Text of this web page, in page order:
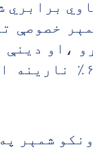
برابري
خصوصې
،او دينې
شمېر